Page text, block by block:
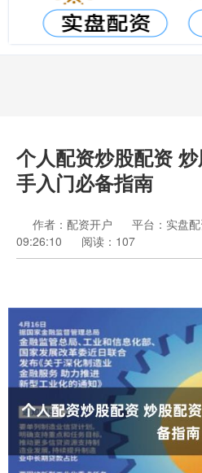
个人配资炒股配资
手入门必备指南
作者：配资开户 平台：实盘
09:26:10
阅读：107